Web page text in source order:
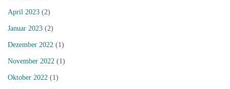
April 2023 (2)
Januar 2023 (2)
Dezember 2022 (1)
November 2022 (1)
Oktober 2022 (1)